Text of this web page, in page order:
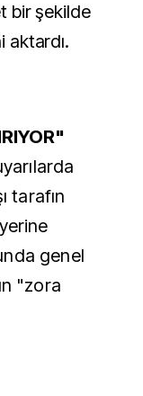
bir şekilde
aktardı.
tarafın
genel
"zora